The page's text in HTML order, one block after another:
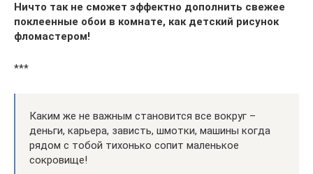
Ничто так не сможет эффектно дополнить свежее
поклеенные обои в комнате, как детский рисунок
фломастером!
***
Каким же не важным становится все вокруг –
деньги, карьера, зависть, шмотки, машины когда
рядом с тобой тихонько сопит маленькое
сокровище!